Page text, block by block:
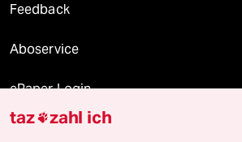
Feedback
Aboservice
ePaper Login
Downloads für Abonnierende
taz zahl ich